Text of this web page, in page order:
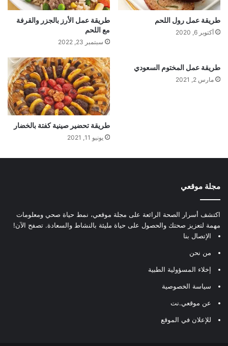
طريقة عمل رول اللحم
أكتوبر 6, 2020
طريقة عمل الأرز بالجزر والقرفة
مع اللحم
سبتمبر 23, 2022
طريقة عمل المختوم السعودي
مارس 2, 2021
طريقة تحضير صينية كفتة بالخضار
يونيو 11, 2021
مجلة موقعي
اكتشف أسرار الصحة الرائعة على مجلة موقعي، نمط حياة صحي ومعلومات
مهمة لتعزيز صحتك والحصول على حياة مليئة بالنشاط والسعادة. تصفح الآن!
الإتصال بنا
من نحن
إخلاء المسؤولية الطبية
سياسة الخصوصية
عن موقعي.نت
للإعلان في الموقع